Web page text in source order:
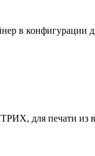
в конфигурации
для печати из